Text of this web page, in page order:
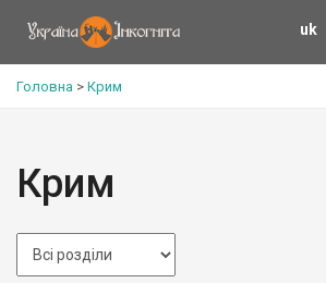
uk
Головна > Крим
Крим